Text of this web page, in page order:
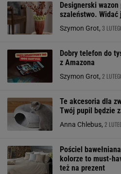
Designerski wazon
szaleństwo.
Szymon Grot, 3
Dobry telefon do
z Amazona
Szymon Grot, 2
Te akcesoria dla
Twój pupil będzie
Anna Chlebus, 2
Pościel
kolorze to must-
też na prezent